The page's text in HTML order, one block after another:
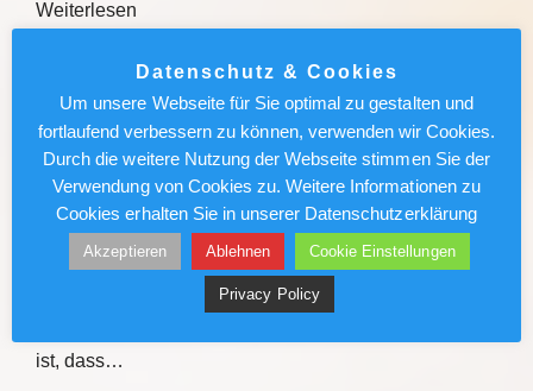
Weiterlesen
Weiterlesen
Sven Förster ist Biersommelier:
„Schmeckt mir nicht, akzeptiere ich
nicht“
Er hat seine Leidenschaft zum Beruf gemacht: Sven
Förster ist Biersommelier und ein absoluter
Genussmensch. Der Wahlmünsteraner erklärt, was ein
ist, dass…
Datenschutz & Cookies
Um unsere Webseite für Sie optimal zu gestalten und
fortlaufend verbessern zu können, verwenden wir Cookies.
Durch die weitere Nutzung der Webseite stimmen Sie der
Verwendung von Cookies zu. Weitere Informationen zu
Cookies erhalten Sie in unserer Datenschutzerklärung
Akzeptieren Ablehnen Cookie Einstellungen
Privacy Policy